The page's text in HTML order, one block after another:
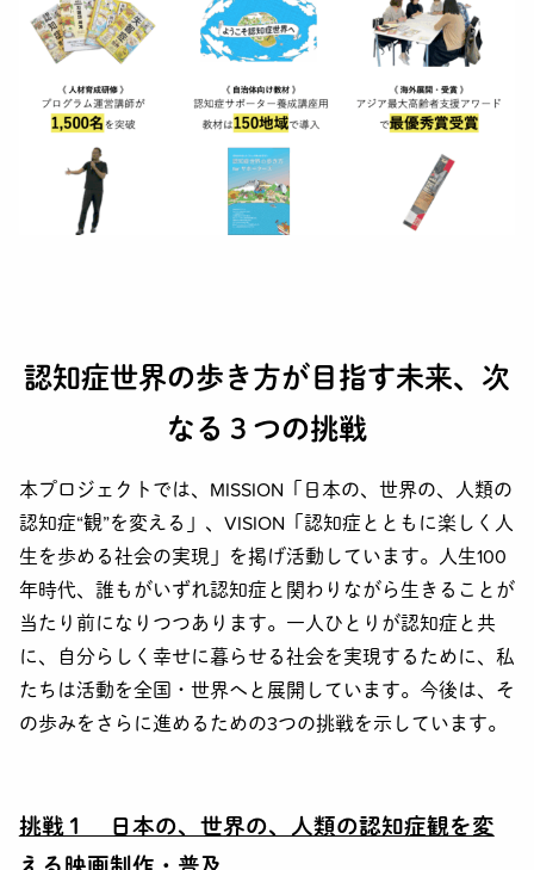
認知症世界の歩き方が目指す未来、次
なる３つの挑戦
本プロジェクトでは、MISSION「日本の、世界の、人類の
認知症“観”を変える」、VISION「認知症とともに楽しく人
生を歩める社会の実現」を掲げ活動しています。人生100
年時代、誰もがいずれ認知症と関わりながら生きることが
当たり前になりつつあります。一人ひとりが認知症と共
に、自分らしく幸せに暮らせる社会を実現するために、私
たちは活動を全国・世界へと展開しています。今後は、そ
の歩みをさらに進めるための3つの挑戦を示しています。
挑戦１ 日本の、世界の、人類の認知症観を変